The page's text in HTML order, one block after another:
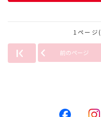
1ページ
前のページ